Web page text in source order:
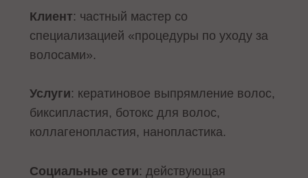
Клиент: частный мастер со
специализацией «процедуры по уходу за
волосами».
Услуги: кератиновое выпрямление волос,
биксипластия, ботокс для волос,
коллагенопластия, нанопластика.
Социальные сети: действующая